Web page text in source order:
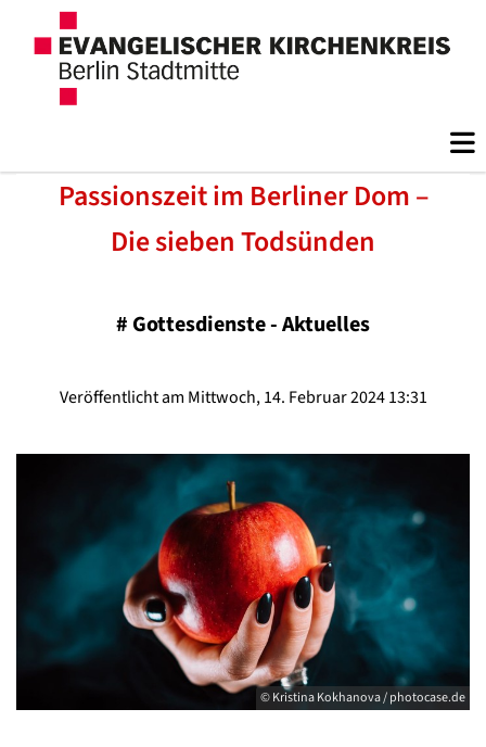
Passionszeit im Berliner Dom –
Die sieben Todsünden
# Gottesdienste - Aktuelles
Veröffentlicht am Mittwoch, 14. Februar 2024 13:31
© Kristina Kokhanova / photocase.de